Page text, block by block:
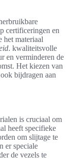
certificeringen en
het materiaal
. kwaliteitsvolle
en verminderen de
Het kiezen van
bijdragen aan
is cruciaal om
heeft specifieke
om slijtage te
er speciale
de vezels te